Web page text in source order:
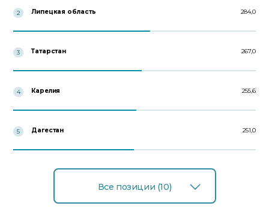
2 Липецкая область 284,0
3 Татарстан 267,0
4 Карелия 255,6
5 Дагестан 251,0
Все позиции (10)